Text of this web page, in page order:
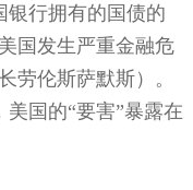
银行拥有的国债的
国发生严重金融危
劳伦斯萨默斯）。
国的“要害”暴露在